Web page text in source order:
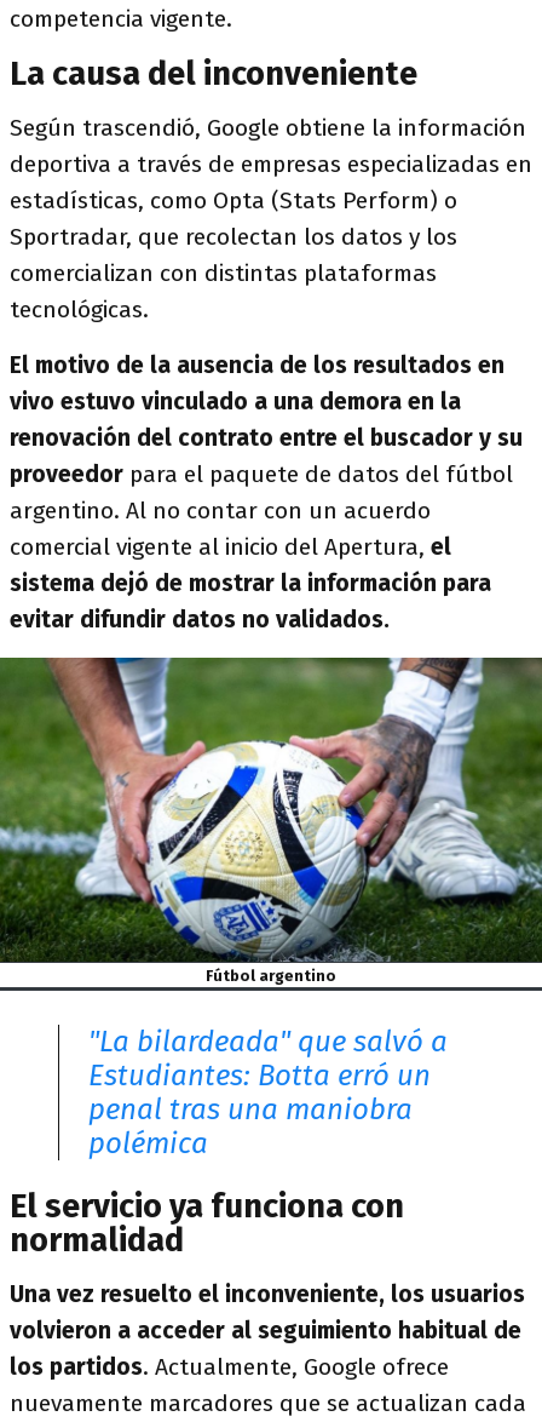
competencia vigente.
La causa del inconveniente
Según trascendió, Google obtiene la información
deportiva a través de empresas especializadas en
estadísticas, como Opta (Stats Perform) o
Sportradar, que recolectan los datos y los
comercializan con distintas plataformas
tecnológicas.
El motivo de la ausencia de los resultados en
vivo estuvo vinculado a una demora en la
renovación del contrato entre el buscador y su
proveedor para el paquete de datos del fútbol
argentino. Al no contar con un acuerdo
comercial vigente al inicio del Apertura, el
sistema dejó de mostrar la información para
evitar difundir datos no validados.
Fútbol argentino
"La bilardeada" que salvó a
Estudiantes: Botta erró un
penal tras una maniobra
polémica
El servicio ya funciona con
normalidad
Una vez resuelto el inconveniente, los usuarios
volvieron a acceder al seguimiento habitual de
los partidos. Actualmente, Google ofrece
nuevamente marcadores que se actualizan cada